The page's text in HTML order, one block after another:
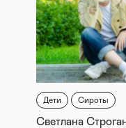
Дети Сироты
Светлана